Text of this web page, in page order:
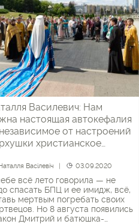
Василевич: Нам
настоящая автокефалия
от настроений
христианское
Васілевіч 03.09.2020
всё лето говорила — не
спасать БПЦ и ее имидж, всё,
мертвым погребать своих
Но 8 августа появились
Дмитрий и батюшка-